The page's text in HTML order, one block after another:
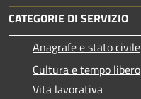
CATEGORIE DI SERVIZIO
Anagrafe e stato civile
Cultura e tempo libero
Vita lavorativa